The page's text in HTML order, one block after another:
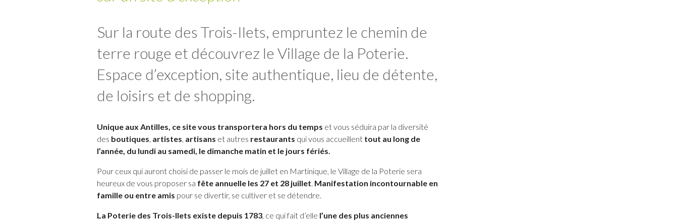
Sur la route des Trois-Ilets, empruntez le chemin de
terre rouge et découvrez le Village de la Poterie.
Espace d’exception, site authentique, lieu de détente,
de loisirs et de shopping.
Unique aux Antilles, ce site vous transportera hors du temps et vous séduira par la diversité
des boutiques, artistes, artisans et autres restaurants qui vous accueillent tout au long de
l’année, du lundi au samedi, le dimanche matin et le jours fériés.
Pour ceux qui auront choisi de passer le mois de juillet en Martinique, le Village de la Poterie sera
heureux de vous proposer sa fête annuelle les 27 et 28 juillet. Manifestation incontournable en
famille ou entre amis pour se divertir, se cultiver et se détendre.
La Poterie des Trois-Ilets existe depuis 1783, ce qui fait d’elle l’une des plus anciennes